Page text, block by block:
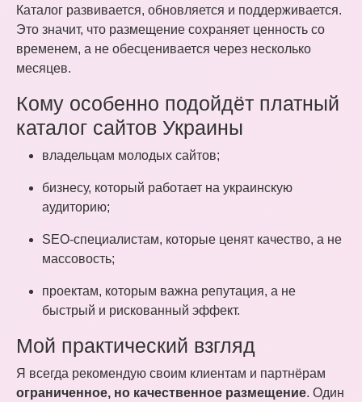
Каталог развивается, обновляется и поддерживается.
Это значит, что размещение сохраняет ценность со
временем, а не обесценивается через несколько
месяцев.
Кому особенно подойдёт платный
каталог сайтов Украины
владельцам молодых сайтов;
бизнесу, который работает на украинскую
аудиторию;
SEO-специалистам, которые ценят качество, а не
массовость;
проектам, которым важна репутация, а не
быстрый и рискованный эффект.
Мой практический взгляд
Я всегда рекомендую своим клиентам и партнёрам
ограниченное, но качественное размещение. Один